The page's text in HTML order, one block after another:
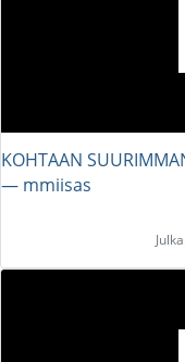
KOHTAAN
― mmiisas